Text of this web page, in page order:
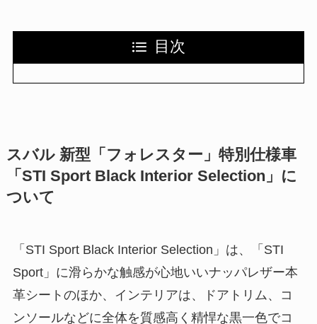
目次
スバル 新型「フォレスター」特別仕様車
「STI Sport Black Interior Selection」に
ついて
「STI Sport Black Interior Selection」は、「STI
Sport」に滑らかな触感が心地いいナッパレザー本
革シートのほか、インテリアは、ドアトリム、コ
ンソールなどに全体を質感高く精悍な黒一色でコ